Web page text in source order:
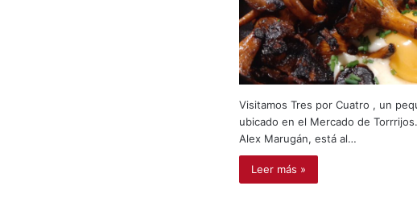
Visitamos Tres por Cuatro , un
ubicado en el Mercado de
Alex Marugán, está al…
Leer más »